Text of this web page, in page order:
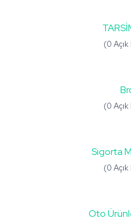
(0
(0
Sigorta
(0
Oto